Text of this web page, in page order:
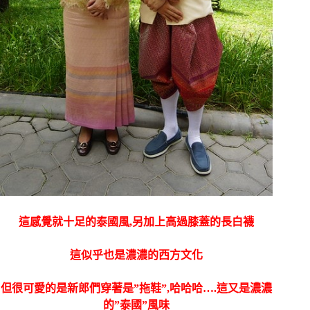
這感覺就十足的泰國風,另加上高過膝蓋的長白襪
這似乎也是濃濃的西方文化
但很可愛的是新郎們穿著是”拖鞋”,哈哈哈….這又是濃濃
的”泰國”風味